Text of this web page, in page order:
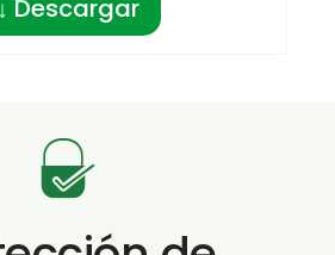
↓ Descargar